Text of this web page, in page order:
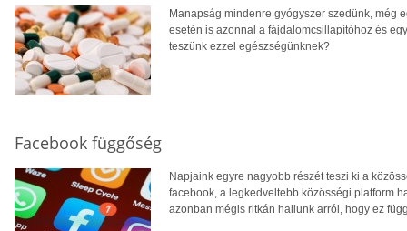
Manapság mindenre gyógyszer szedünk, még
esetén is azonnal a fájdalomcsillapítóhoz és
teszünk ezzel egészségünknek?
Facebook függőség
Napjaink egyre nagyobb részét teszi ki a
facebook, a legkedveltebb közösségi platform
azonban mégis ritkán hallunk arról, hogy ez